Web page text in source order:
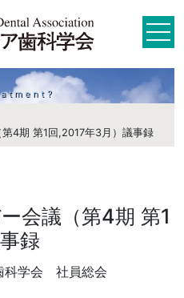
4期 第1回,2017年3月）議事録
会議（第4期 第1
録
科学会 社員総会